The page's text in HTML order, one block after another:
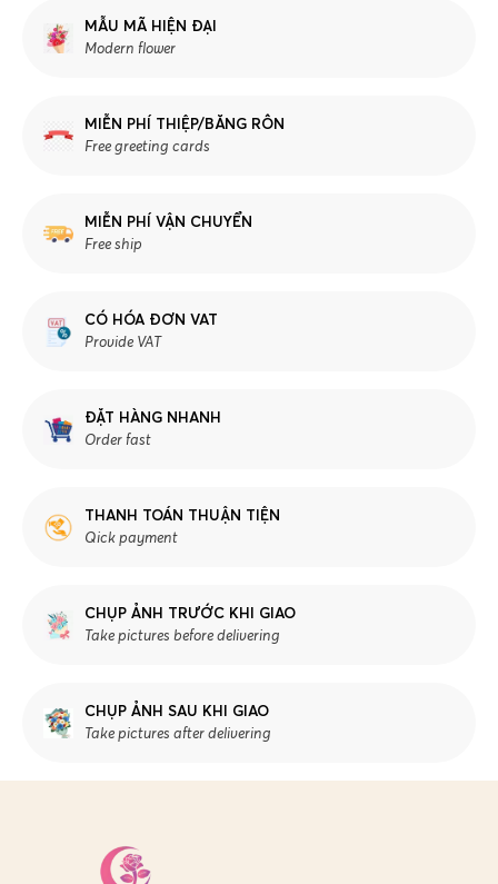
MẪU MÃ HIỆN ĐẠI
Modern flower
MIỄN PHÍ THIỆP/BĂNG RÔN
Free greeting cards
MIỄN PHÍ VẬN CHUYỂN
Free ship
CÓ HÓA ĐƠN VAT
Provide VAT
ĐẶT HÀNG NHANH
Order fast
THANH TOÁN THUẬN TIỆN
Qick payment
CHỤP ẢNH TRƯỚC KHI GIAO
Take pictures before delivering
CHỤP ẢNH SAU KHI GIAO
Take pictures after delivering